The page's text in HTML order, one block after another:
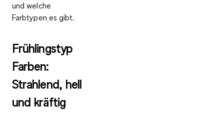
und welche
Farbtypen es gibt.
Frühlingstyp
Farben:
Strahlend, hell
und kräftig